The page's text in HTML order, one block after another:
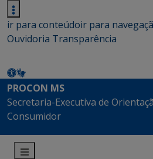
ir para conteúdoir para
Ouvidoria Transparência
PROCON MS
Secretaria-Executiva de
Consumidor